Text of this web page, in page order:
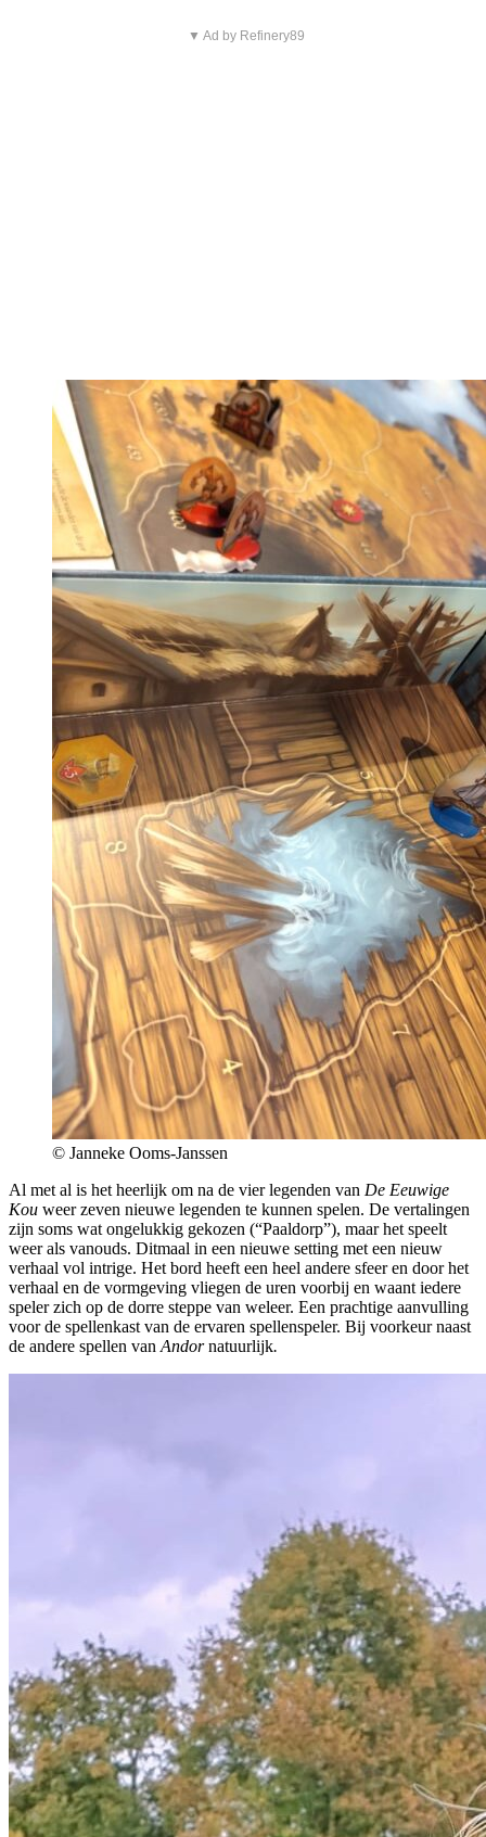
▼ Ad by Refinery89
© Janneke Ooms-Janssen
Al met al is het heerlijk om na de vier legenden van De Eeuwige
Kou weer zeven nieuwe legenden te kunnen spelen. De vertalingen
zijn soms wat ongelukkig gekozen (“Paaldorp”), maar het speelt
weer als vanouds. Ditmaal in een nieuwe setting met een nieuw
verhaal vol intrige. Het bord heeft een heel andere sfeer en door het
verhaal en de vormgeving vliegen de uren voorbij en waant iedere
speler zich op de dorre steppe van weleer. Een prachtige aanvulling
voor de spellenkast van de ervaren spellenspeler. Bij voorkeur naast
de andere spellen vanAndornatuurlijk.